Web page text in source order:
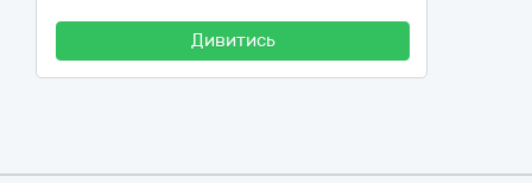
Дивитись